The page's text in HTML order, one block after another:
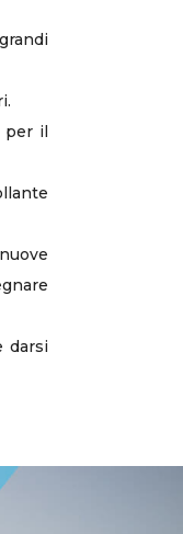
per il
darsi